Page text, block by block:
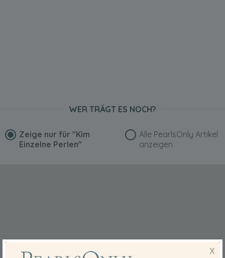
WER TRÄGT ES NOCH?
Zeige nur für "Kim
Einzelne Perlen"
Alle PearlsOnly Artikel
anzeigen
X